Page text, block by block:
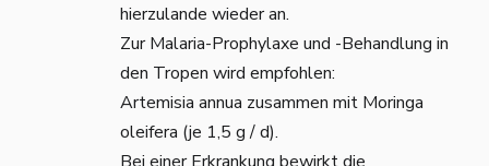
hierzulande wieder an.
Zur Malaria-Prophylaxe und -Behandlung in
den Tropen wird empfohlen:
Artemisia annua zusammen mit Moringa
oleifera (je 1,5 g / d).